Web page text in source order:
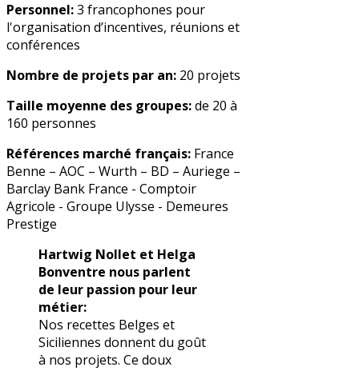
Personnel:3 francophones pour
l'organisation d’incentives, réunions et
conférences
Nombre de projets par an: 20 projets
Taille moyenne des groupes:de 20 à
160 personnes
Références marché français: France
Benne – AOC – Wurth – BD – Auriege –
Barclay Bank France - Comptoir
Agricole - Groupe Ulysse - Demeures
Prestige
Hartwig Nollet et Helga
Bonventre nous parlent
de leur passion pour leur
métier:
Nos recettes Belges et
Siciliennes donnent du goût
à nos projets. Ce doux